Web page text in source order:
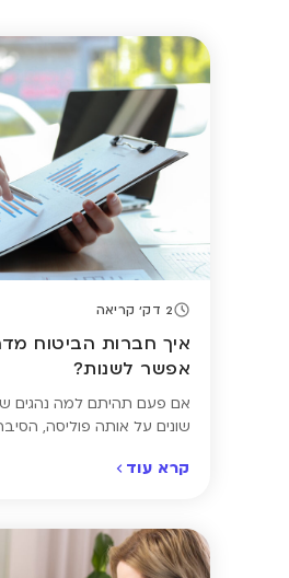
2 דק' קריאה
איך חברות הביטוח
אפשר לשנות?
אם פעם תהיתם למה נהגים
שונים על אותה פוליסה,
הזה מבוסס על שילוב של
משלמים […]
קרא עוד